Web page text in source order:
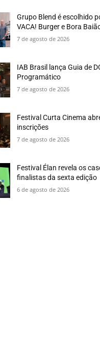
Grupo Blend é escolhido
VACA! Burger e Bora
7 de agosto de 2026
IAB Brasil lança Guia de
Programático
7 de agosto de 2026
Festival Curta Cinema
inscrições
7 de agosto de 2026
Festival Élan revela os
finalistas da sexta edição
6 de agosto de 2026